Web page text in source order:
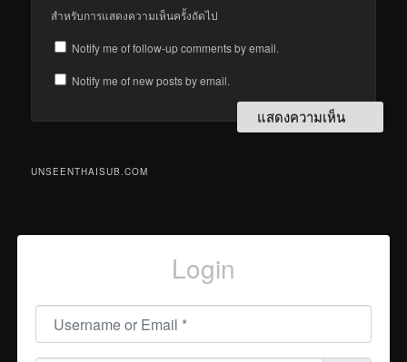
สำหรับการแสดงความเห็นครั้งถัดไป
Notify me of follow-up comments by email.
Notify me of new posts by email.
UNSEENTHAISUB.COM
Login
Username or Email